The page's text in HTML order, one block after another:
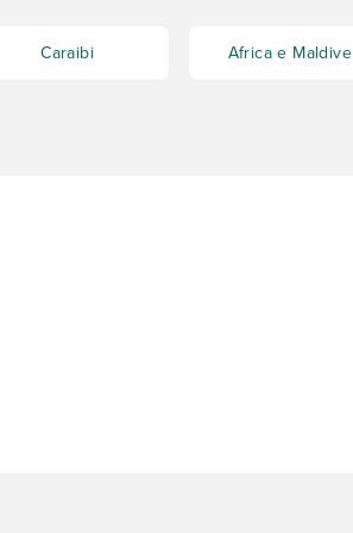
Caraibi Africa e Maldive